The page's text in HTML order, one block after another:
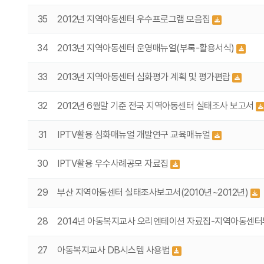
35 2012년 지역아동센터 우수프로그램 모음집
34 2013년 지역아동센터 운영매뉴얼(부록-활용서식)
33 2013년 지역아동센터 심화평가 계획 및 평가편람
32 2012년 6월말 기준 전국 지역아동센터 실태조사 보고서
31 IPTV활용 심화매뉴얼 개발연구 교육매뉴얼
30 IPTV활용 우수사례공모 자료집
29 부산 지역아동센터 실태조사보고서(2010년~2012년)
28 2014년 아동복지교사 오리엔테이션 자료집-지역아동센
27 아동복지교사 DB시스템 사용법